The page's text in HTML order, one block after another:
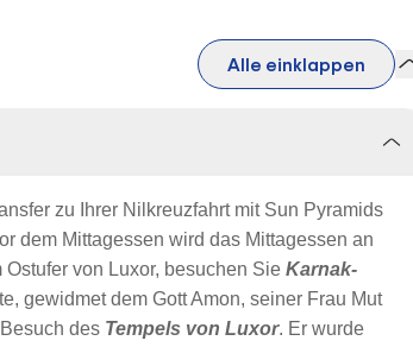
Alle einklappen
zu Ihrer Nilkreuzfahrt mit Sun Pyramids
dem Mittagessen wird das Mittagessen an
von Luxor, besuchen Sie Karnak-
gewidmet dem Gott Amon, seiner Frau Mut
des Tempels von Luxor. Er wurde